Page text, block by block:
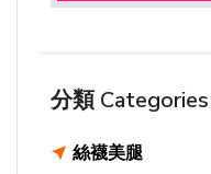
分類 Categories
絲襪美腿